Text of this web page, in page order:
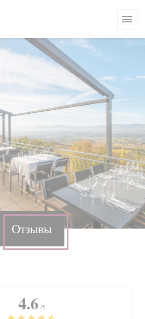
Отзывы
4.6 /5